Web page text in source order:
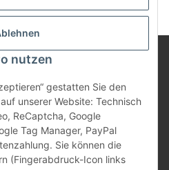
nutzen
gestatten Sie den
unserer Website: Technisch
ReCaptcha, Google
Tag Manager, PayPal
Sie können die
(Fingerabdruck-Icon links